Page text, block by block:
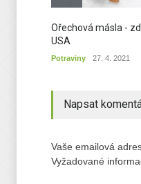
Ořechová másla -
USA
Potraviny 27. 4. 2021
Napsat
Vaše emailová
Vyžadované